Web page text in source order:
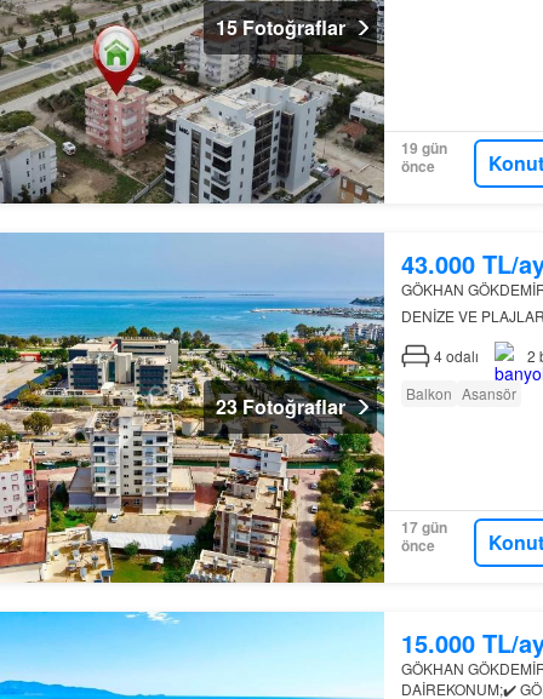
15 Fotoğraflar
19 gün
önce
23 Fotoğraflar
43.000 TL/
GÖKHAN
DENİZE VE
FİNİKE ÇARŞI
NET: 180 M2 ✅
4odalı 2
Balkon Asansör
17 gün
önce
15.000 TL/
GÖKHAN
DAİREKONUM;✔️